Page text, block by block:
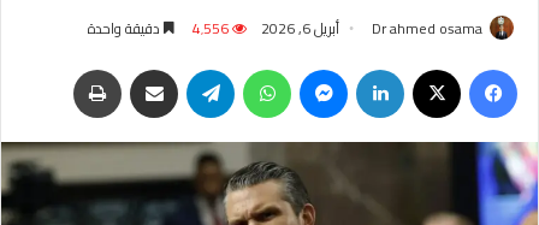
Dr ahmed osama أبريل 6, 2026 4٬556 دقيقة واحدة